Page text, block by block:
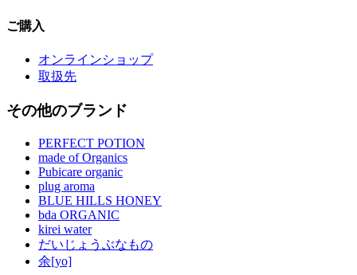
ご購入
オンラインショップ
取扱先
その他のブランド
PERFECT POTION
made of Organics
Pubicare organic
plug aroma
BLUE HILLS HONEY
bda ORGANIC
kirei water
だいじょうぶなもの
余[yo]